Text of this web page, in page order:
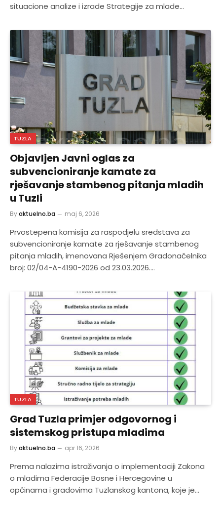
situacione analize i izrade Strategije za mlade…
TUZLA
Objavljen Javni oglas za
subvencioniranje kamate za
rješavanje stambenog pitanja mladih
u Tuzli
Byaktuelno.ba maj 6, 2026
Prvostepena komisija za raspodjelu sredstava za
subvencioniranje kamate za rješavanje stambenog
pitanja mladih, imenovana Rješenjem Gradonačelnika
broj: 02/04-A-4190-2026 od 23.03.2026.…
TUZLA
Grad Tuzla primjer odgovornog i
sistemskog pristupa mladima
Byaktuelno.ba apr 16, 2026
Prema nalazima istraživanja o implementaciji Zakona
o mladima Federacije Bosne i Hercegovine u
općinama i gradovima Tuzlanskog kantona, koje je…